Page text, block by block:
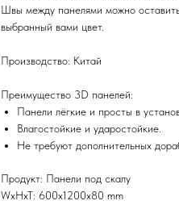
Швы между панелями можно
выбранный вами цвет.
Производство: Китай
Преимущество 3D панелей:
Панели лёгкие и просты в
Влагостойкие и ударостойкие.
Не требуют дополнительных
Продукт: Панели под скалу
WxHxT: 600x1200x80 mm